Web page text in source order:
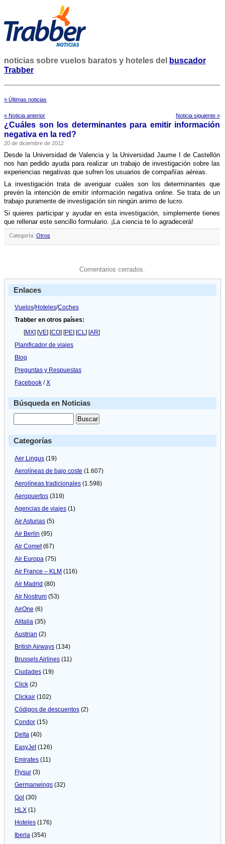
noticias sobre vuelos baratos y hoteles del
buscador
Trabber
» Últimas noticias
« Noticia anterior Noticia siguiente »
¿Cuáles son los determinantes para emitir información
negativa en la red?
20 de diciembre de 2012
Desde la Universidad de Valencia y la Universidad Jaume I de Castellón
nos han pedido ayuda para realizar un trabajo de investigación sobre las
experiencias negativas que sufren los usuarios de compañí­as aéreas.
La investigación trata de averiguar cuáles son los determinantes que
prevén la intención de emitir información negativa online. Se trata de un
trabajo puramente de investigación sin ningún animo de lucro.
Si quieres participar y ayudar en esta investigación, simplemente tienes
que rellenar este sencillo formulario. ¡La ciencia te lo agradecerá!
Categoría: Otros
Comentarios cerrados.
Enlaces
Vuelos/Hoteles/Coches
Trabber en otros países:
[MX] [VE] [CO] [PE] [CL] [AR]
Planificador de viajes
Blog
Preguntas y Respuestas
Facebook /X
Búsqueda en Noticias
Categorías
Aer Lingus (19)
Aerolíneas de bajo coste (1.607)
Aerolíneas tradicionales (1.598)
Aeropuertos (319)
Agencias de viajes (1)
Air Asturias (5)
Air Berlin (95)
Air Comet(67)
Air Europa (75)
Air France – KLM (116)
Air Madrid (80)
Air Nostrum (53)
AirOne (6)
Alitalia (35)
Austrian (2)
British Airways (134)
Brussels Airlines (11)
Ciudades (19)
Click (2)
Clickair (102)
Códigos de descuentos (2)
Condor (15)
Delta (40)
EasyJet(126)
Emirates (11)
Flysur (3)
Germanwings (32)
Gol (30)
HLX (1)
Hoteles (176)
Iberia (354)